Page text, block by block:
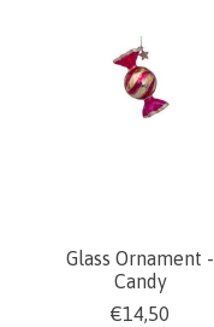
Glass Ornament -
Candy
€14,50